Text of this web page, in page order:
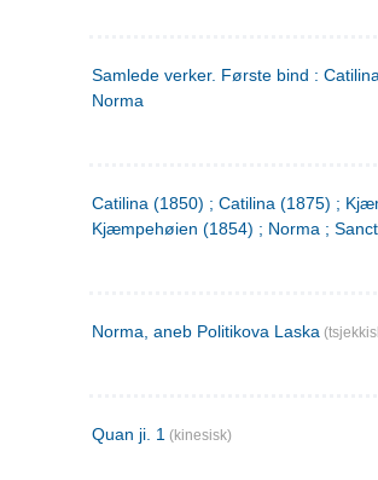
Samlede verker. Første bind :
Norma
Catilina (1850) ; Catilina (1875) ;
Kjæmpehøien (1854) ; Norma ;
Norma, aneb Politikova Laska
Quan ji. 1 (kinesisk)